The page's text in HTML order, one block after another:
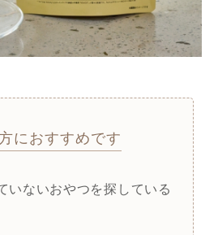
におすすめです
いないおやつを探している